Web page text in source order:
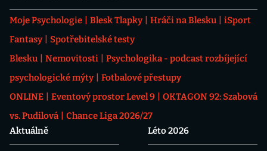
Moje Psychologie Blesk Tlapky Hráči na Blesku
iSport
Fantasy
Spotřebitelské testy
Blesku
Nemovitosti
Psychologika - podcast rozbíjející
psychologické mýty
Fotbalové přestupy
ONLINE
Eventový prostor Level 9
OKTAGON 92: Szabová
vs. Pudilová
Chance Liga 2026/27
Aktuálně
Léto 2026